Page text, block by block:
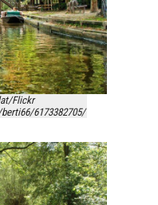
Flickr
6173382705/